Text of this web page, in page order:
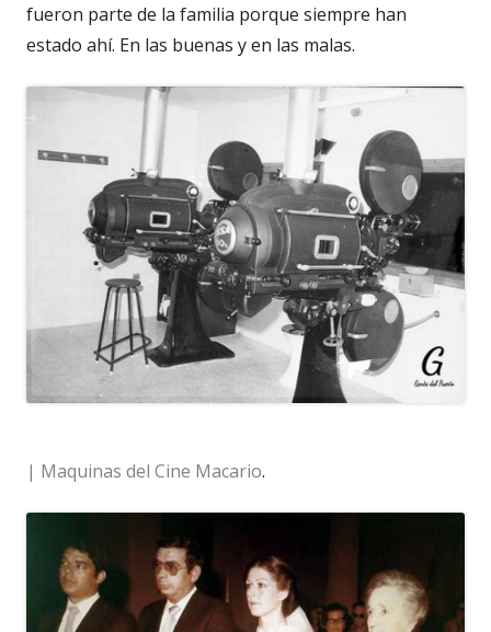
fueron parte de la familia porque siempre han
estado ahí. En las buenas y en las malas.
| Maquinas del Cine Macario.